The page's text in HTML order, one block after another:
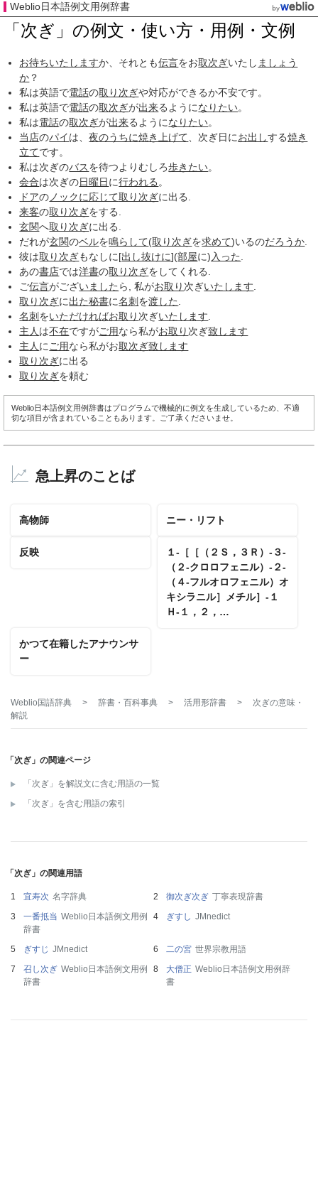
Weblio日本語例文用例辞書
「次ぎ」の例文・使い方・用例・文例
お待ちいたしますか、それとも伝言をお取次ぎいたし ましょう
か ？
私は英語で電話の取り次ぎや対応ができるか不安です。
私は英語で電話の取次ぎが出来るようになりたい。
私は電話の取次ぎが出来るようになりたい。
当店のパイは、夜のうちに焼き上げて 、次ぎ日にお出しする焼き
立てです。
私は次ぎのバスを待つよりむしろ歩きたい。
会合は次ぎの日曜日に行われる 。
ドアの ノックに応じて取り次ぎに出る.
来客の取り次ぎをする.
玄関へ取り次ぎに出る.
だれが玄関のベルを鳴らして(取り次ぎを求めて)いるのだろうか
彼は取り次ぎもなしに[出し抜けに](部屋に) 入った
あの書店では洋書の取り次ぎをしてくれる.
ご伝言がございました ら, 私がお取り 次ぎいたします
取り次ぎに出た秘書に名刺 を渡した
名刺 をいただければお取り 次ぎいたします
主人 は不在ですがご用なら私がお取り 次ぎ致します
主人 に ご用なら私がお取次ぎ致します
取り次ぎに出る
取り次ぎを頼む
Weblio日本語例文用例辞書はプログラムで機械的に例文を生成しているため、不適
切な項目が含まれていることもあります。ご了承くださいませ。
急上昇のことば
高物師 ニー・リフト
反映
１‐［［（２Ｓ，３Ｒ）‐３‐
（２‐クロロフェニル）‐２‐
（４‐フルオロフェニル）オ
キシラニル］メチル］‐１
Ｈ‐１，２，…
かつて在籍したアナウンサ
ー
Weblio国語辞典 > 辞書・百科事典 > 活用形辞書 > 次ぎの意味・
解説
「次ぎ」の関連ページ
「次ぎ」を解説文に含む用語の一覧
「次ぎ」を含む用語の索引
「次ぎ」の関連用語
宜寿次 名字辞典 御次ぎ次ぎ 丁寧表現辞書
一番抵当 Weblio日本語例文用例
辞書
ぎすし JMnedict
ぎすじ JMnedict 二の宮 世界宗教用語
召し次ぎ Weblio日本語例文用例
辞書
大僧正 Weblio日本語例文用例辞
書